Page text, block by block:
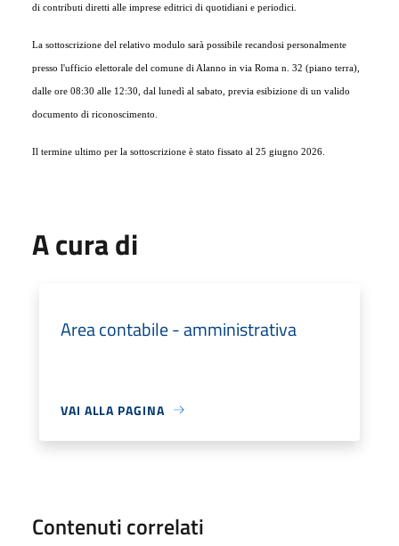
di contributi diretti alle imprese editrici di quotidiani e periodici.
La sottoscrizione del relativo modulo sarà possibile recandosi personalmente
presso l'ufficio elettorale del comune di Alanno in via Roma n. 32 (piano terra),
dalle ore 08:30 alle 12:30, dal lunedì al sabato, previa esibizione di un valido
documento di riconoscimento.
Il termine ultimo per la sottoscrizione è stato fissato al 25 giugno 2026.
A cura di
Area contabile - amministrativa
VAI ALLA PAGINA
Contenuti correlati